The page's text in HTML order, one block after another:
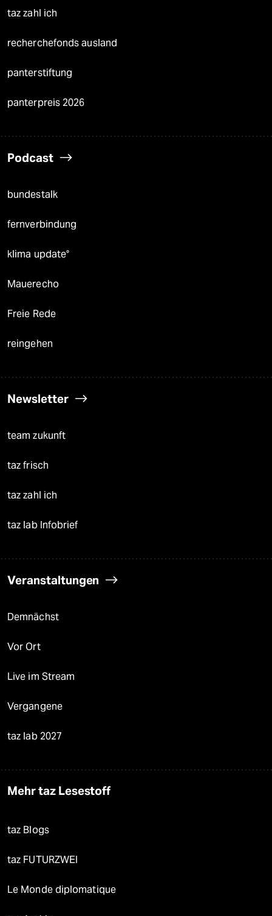
taz zahl ich
recherchefonds ausland
panterstiftung
panterpreis 2026
Podcast
bundestalk
fernverbindung
klima update°
Mauerecho
Freie Rede
reingehen
Newsletter
team zukunft
taz frisch
taz zahl ich
taz lab Infobrief
Veranstaltungen
Demnächst
Vor Ort
Live im Stream
Vergangene
taz lab 2027
Mehr taz Lesestoff
taz Blogs
taz FUTURZWEI
Le Monde diplomatique